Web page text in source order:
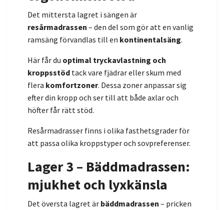
Det mittersta lagret i sängen är
resårmadrassen – den del som gör att en vanlig
ramsäng förvandlas till en kontinentalsäng.
Här får du optimal tryckavlastning och
kroppsstöd tack vare fjädrar eller skum med
flera komfortzoner. Dessa zoner anpassar sig
efter din kropp och ser till att både axlar och
höfter får rätt stöd.
Resårmadrasser finns i olika fasthetsgrader för
att passa olika kroppstyper och sovpreferenser.
Lager 3 – Bäddmadrassen:
mjukhet och lyxkänsla
Det översta lagret är bäddmadrassen – pricken